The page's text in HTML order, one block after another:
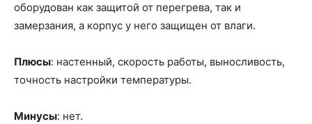
оборудован как защитой от перегрева, так и
замерзания, а корпус у него защищен от влаги.
Плюсы: настенный, скорость работы, выносливость,
точность настройки температуры.
Минусы: нет.